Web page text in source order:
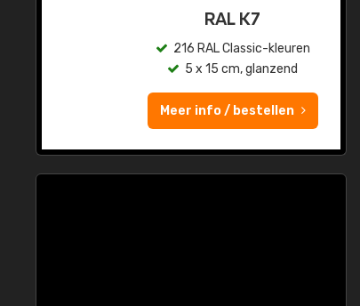
RAL K7
216 RAL Classic-kleuren
5 x 15 cm, glanzend
Meer info / bestellen